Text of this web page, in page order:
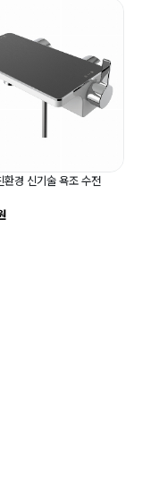
경 신기술 욕조 수전